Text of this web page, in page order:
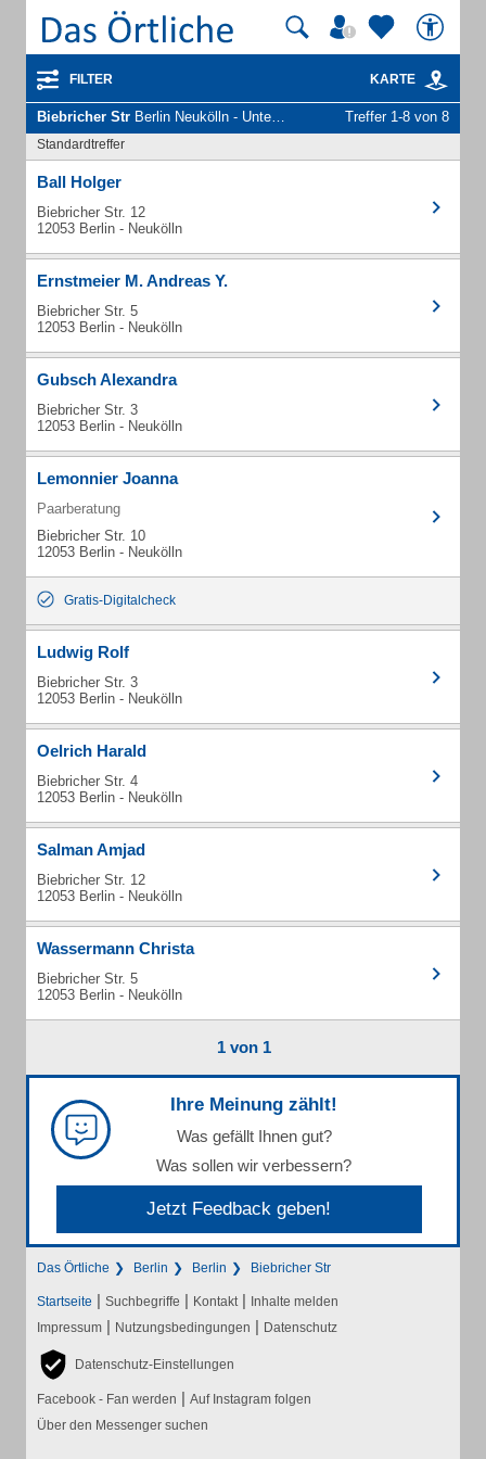
FILTER KARTE
Biebricher Str Berlin Neukölln - Unternehmen und Personen Treffer 1-8 von 8
Standardtreffer
Ball Holger
Biebricher Str. 12
12053 Berlin - Neukölln
Ernstmeier M. Andreas Y.
Biebricher Str. 5
12053 Berlin - Neukölln
Gubsch Alexandra
Biebricher Str. 3
12053 Berlin - Neukölln
Lemonnier Joanna
Paarberatung
Biebricher Str. 10
12053 Berlin - Neukölln
Gratis-Digitalcheck
Ludwig Rolf
Biebricher Str. 3
12053 Berlin - Neukölln
Oelrich Harald
Biebricher Str. 4
12053 Berlin - Neukölln
Salman Amjad
Biebricher Str. 12
12053 Berlin - Neukölln
Wassermann Christa
Biebricher Str. 5
12053 Berlin - Neukölln
1 von 1
Ihre Meinung zählt!
Was gefällt Ihnen gut?
Was sollen wir verbessern?
Jetzt Feedback geben!
Das Örtliche Berlin Berlin Biebricher Str
Startseite | Suchbegriffe | Kontakt | Inhalte melden
Impressum | Nutzungsbedingungen | Datenschutz
Datenschutz-Einstellungen
Facebook - Fan werden | Auf Instagram folgen
Über den Messenger suchen